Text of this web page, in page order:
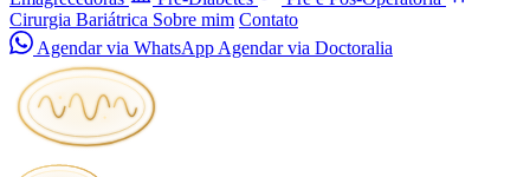
Cirurgia Bariátrica Sobre mim Contato
Agendar via WhatsApp Agendar via Doctoralia